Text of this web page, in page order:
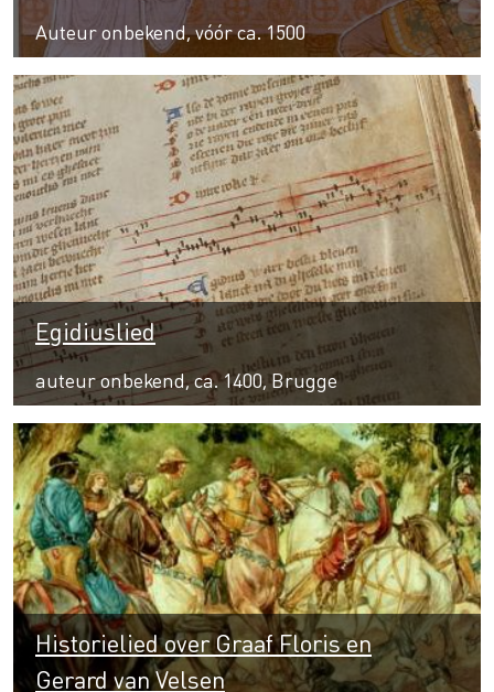
Auteur onbekend, vóór ca. 1500
Egidiuslied
auteur onbekend, ca. 1400, Brugge
Historielied over Graaf Floris en
Gerard van Velsen